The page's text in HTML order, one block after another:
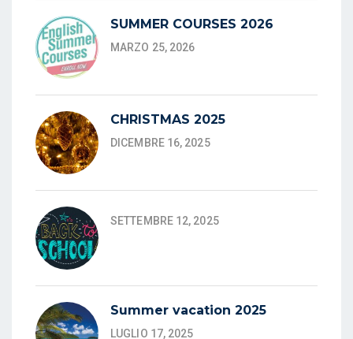
SUMMER COURSES 2026
MARZO 25, 2026
CHRISTMAS 2025
DICEMBRE 16, 2025
SETTEMBRE 12, 2025
Summer vacation 2025
LUGLIO 17, 2025